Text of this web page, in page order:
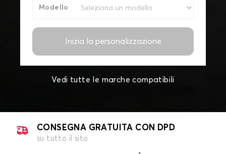
Modello
Inizia la personalizzazione
Vedi tutte le marche compatibili
CONSEGNA GRATUITA CON DPD
su tutto il sito